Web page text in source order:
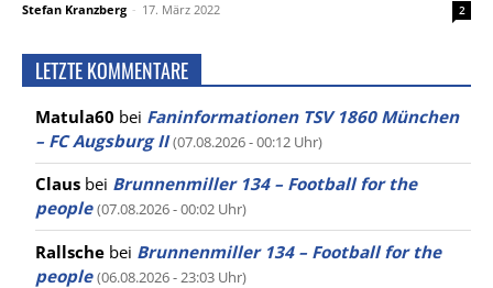
Stefan Kranzberg - 17. März 2022 2
LETZTE KOMMENTARE
Matula60 bei Faninformationen TSV 1860 München
– FC Augsburg II (07.08.2026 - 00:12 Uhr)
Claus bei Brunnenmiller 134 – Football for the
people (07.08.2026 - 00:02 Uhr)
Rallsche bei Brunnenmiller 134 – Football for the
people (06.08.2026 - 23:03 Uhr)